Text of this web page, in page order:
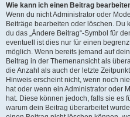
Wie kann ich einen Beitrag
Wenn du nicht Administrator oder
Beiträge bearbeiten oder löschen. Du
du das „Ändere Beitrag“-Symbol für
eventuell ist dies nur für einen
möglich. Wenn bereits jemand auf
Beitrag in der Themenansicht als
die Anzahl als auch der letzte
Hinweis erscheint nicht, wenn noch
hat oder wenn ein Administrator oder
hat. Diese können jedoch, falls sie es
warum dein Beitrag überarbeitet